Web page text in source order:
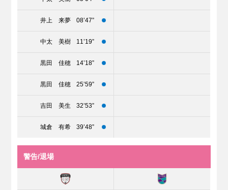
井上 来夢 08’47”
中太 美樹 11’19”
黒田 佳穂 14’18”
黒田 佳穂 25’59”
吉田 美生 32’53”
城倉 有希 39’48”
警告/退場